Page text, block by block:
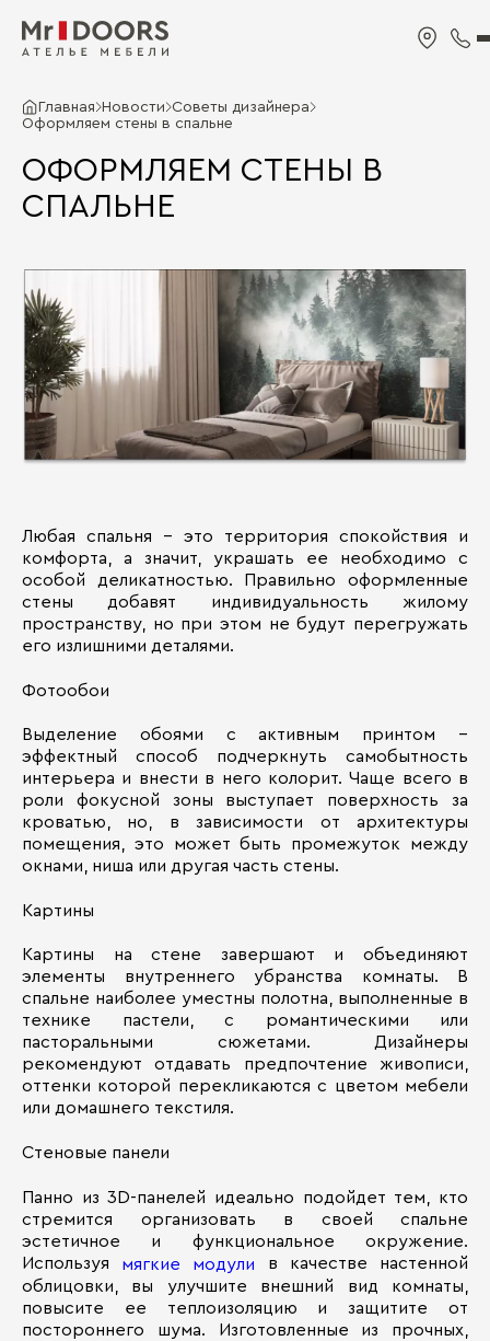
Главная Новости Советы дизайнера
Оформляем стены в спальне
ОФОРМЛЯЕМ СТЕНЫ В
СПАЛЬНЕ
Любая спальня – это территория спокойствия и
комфорта, а значит, украшать ее необходимо с
особой деликатностью. Правильно оформленные
стены добавят индивидуальность жилому
пространству, но при этом не будут перегружать
его излишними деталями.
Фотообои
Выделение обоями с активным принтом –
эффектный способ подчеркнуть самобытность
интерьера и внести в него колорит. Чаще всего в
роли фокусной зоны выступает поверхность за
кроватью, но, в зависимости от архитектуры
помещения, это может быть промежуток между
окнами, ниша или другая часть стены.
Картины
Картины на стене завершают и объединяют
элементы внутреннего убранства комнаты. В
спальне наиболее уместны полотна, выполненные в
технике пастели, с романтическими или
пасторальными сюжетами. Дизайнеры
рекомендуют отдавать предпочтение живописи,
оттенки которой перекликаются с цветом мебели
или домашнего текстиля.
Стеновые панели
Панно из 3D-панелей идеально подойдет тем, кто
стремится организовать в своей спальне
эстетичное и функциональное окружение.
Используя мягкие модули в качестве настенной
облицовки, вы улучшите внешний вид комнаты,
повысите ее теплоизоляцию и защитите от
постороннего шума. Изготовленные из прочных,